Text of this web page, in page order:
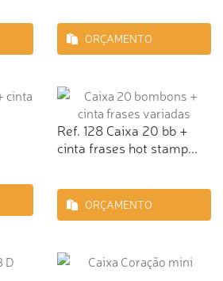
ORÇAMENTO
Ref. 128 Caixa 20 bb +
cinta frases hot stamp...
ORÇAMENTO